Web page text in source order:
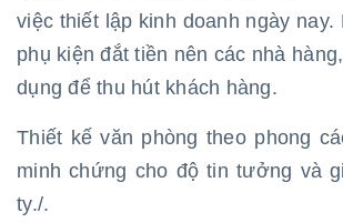
việc thiết lập kinh doanh ngày nay.
phụ kiện đắt tiền nên các nhà
dụng để thu hút khách hàng.
Thiết kế văn phòng theo phong
minh chứng cho độ tin tưởng và
ty./.